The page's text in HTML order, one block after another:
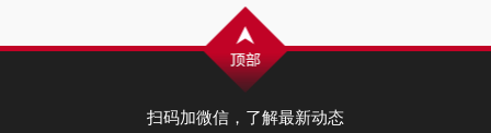
扫码加微信，了解最新动态